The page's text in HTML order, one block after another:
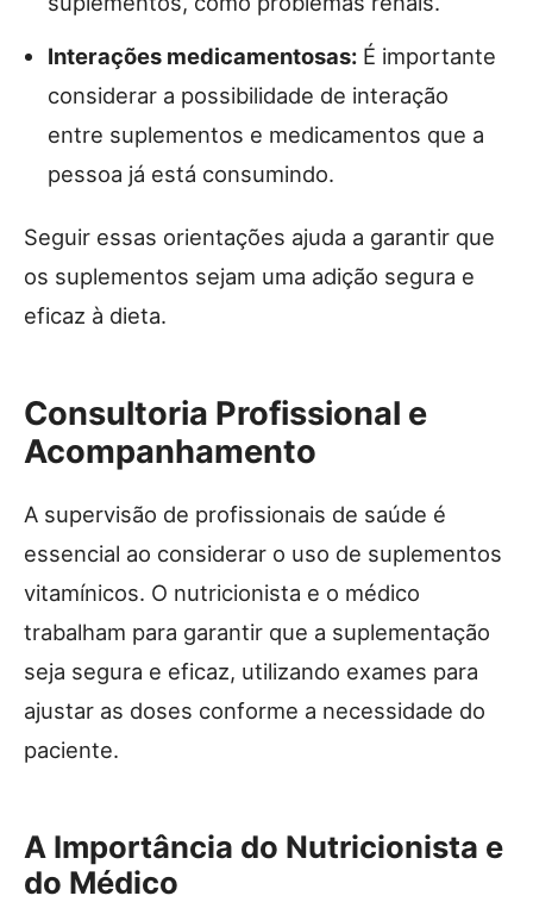
Interações medicamentosas: É importante
considerar a possibilidade de interação
entre suplementos e medicamentos que a
pessoa já está consumindo.
Seguir essas orientações ajuda a garantir que
os suplementos sejam uma adição segura e
eficaz à dieta.
Consultoria Profissional e
Acompanhamento
A supervisão de profissionais de saúde é
essencial ao considerar o uso de suplementos
vitamínicos. O nutricionista e o médico
trabalham para garantir que a suplementação
seja segura e eficaz, utilizando exames para
ajustar as doses conforme a necessidade do
paciente.
A Importância do Nutricionista e
do Médico